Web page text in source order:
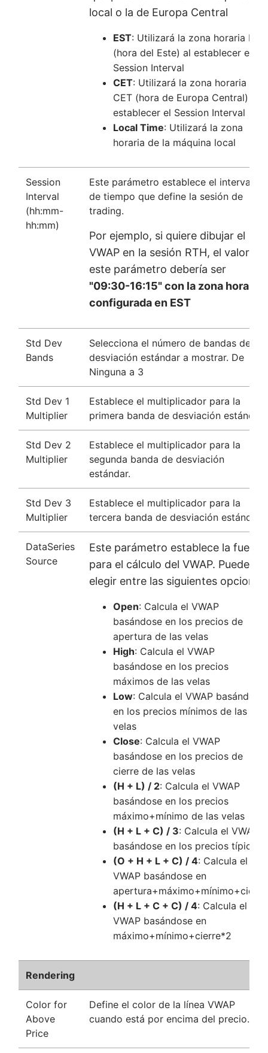
local o la de Europa Central
EST: Utilizará la zona horaria EST
(hora del Este) al establecer el
Session Interval
CET: Utilizará la zona horaria
CET (hora de Europa Central) al
establecer el Session Interval
Local Time: Utilizará la zona
horaria de la máquina local
Session
Interval
(hh:mm-
hh:mm)
Este parámetro establece el intervalo
de tiempo que define la sesión de
trading.
Por ejemplo, si quiere dibujar el
VWAP en la sesión RTH, el valor de
este parámetro debería ser
"09:30-16:15" con la zona horaria
configurada en EST
Std Dev
Bands
Selecciona el número de bandas de
desviación estándar a mostrar. De
Ninguna a 3
Std Dev 1
Multiplier
Establece el multiplicador para la
primera banda de desviación estándar.
Std Dev 2
Multiplier
Establece el multiplicador para la
segunda banda de desviación
estándar.
Std Dev 3
Multiplier
Establece el multiplicador para la
tercera banda de desviación estándar.
DataSeries
Source
Este parámetro establece la fuente
para el cálculo del VWAP. Puede
elegir entre las siguientes opciones
Open: Calcula el VWAP
basándose en los precios de
apertura de las velas
High: Calcula el VWAP
basándose en los precios
máximos de las velas
Low: Calcula el VWAP basándose
en los precios mínimos de las
velas
Close: Calcula el VWAP
basándose en los precios de
cierre de las velas
(H + L) / 2: Calcula el VWAP
basándose en los precios
máximo+mínimo de las velas
(H + L + C) / 3: Calcula el VWAP
basándose en los precios típicos
(O + H + L + C) / 4: Calcula el
VWAP basándose en
apertura+máximo+mínimo+cierre
(H + L + C + C) / 4: Calcula el
VWAP basándose en
máximo+mínimo+cierre*2
Rendering
Color for
Above
Price
Define el color de la línea VWAP
cuando está por encima del precio.